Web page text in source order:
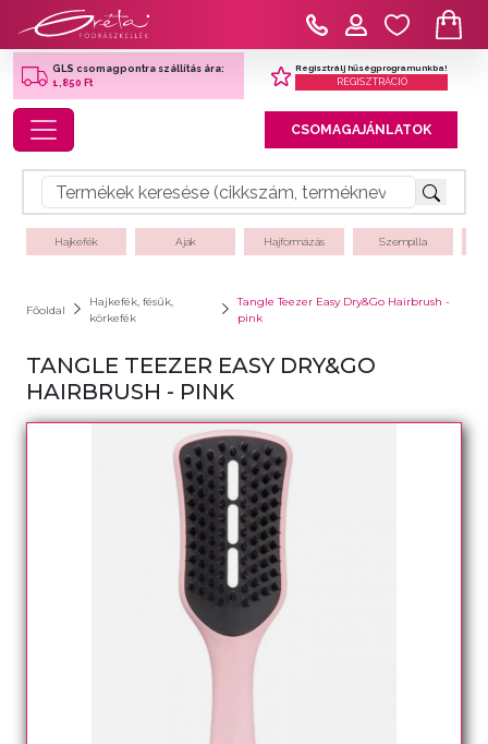
GLS csomagpontra szállítás ára:
1,850 Ft
Regisztrálj hűségprogramunkba!
REGISZTRÁCIÓ
Toggle navigation CSOMAGAJÁNLATOK
Hajkefék Ajak Hajformázás Szempilla
Főoldal
Hajkefék, fésűk,
körkefék
Tangle Teezer Easy Dry&Go Hairbrush -
pink
TANGLE TEEZER EASY DRY&GO
HAIRBRUSH - PINK